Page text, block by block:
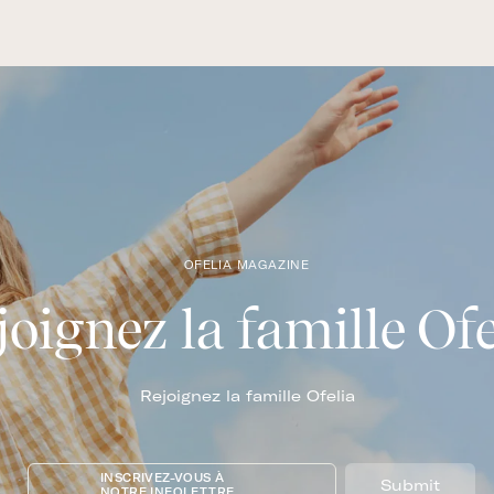
OFELIA MAGAZINE
la famille
Rejoignez la famille Ofelia
INSCRIVEZ-VOUS À
Submit